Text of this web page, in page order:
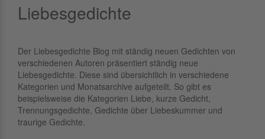
Liebesgedichte
Der Liebesgedichte Blog mit ständig neuen Gedichten von
verschiedenen Autoren präsentiert ständig neue
Liebesgedichte. Diese sind übersichtlich in verschiedene
Kategorien und Monatsarchive aufgeteilt. So gibt es
beispielsweise die Kategorien Liebe, kurze Gedicht,
Trennungsgedichte, Gedichte über Liebeskummer und
traurige Gedichte.